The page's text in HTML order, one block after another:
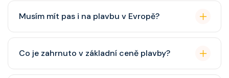
Musím mít pas i na plavbu v Evropě?
Evropě stačí. Doporučuje se platnost minimálně 6
měsíců po skončení plavby.
Co je zahrnuto v základní ceně plavby?